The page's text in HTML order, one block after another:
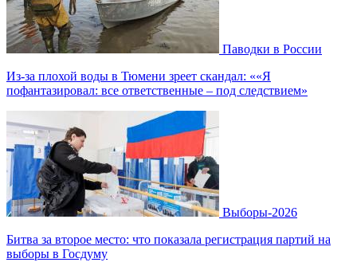
Паводки в России
Из-за плохой воды в Тюмени зреет скандал: ««Я
пофантазировал: все ответственные – под следствием»
Выборы-2026
Битва за второе место: что показала регистрация партий на
выборы в Госдуму